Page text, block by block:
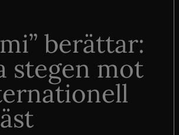
berättar:
stegen mot